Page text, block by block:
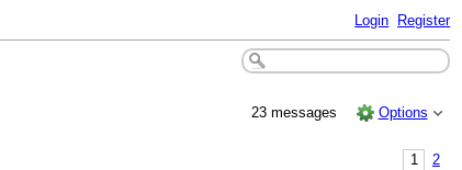
Login Register
23 messages Options
1
2